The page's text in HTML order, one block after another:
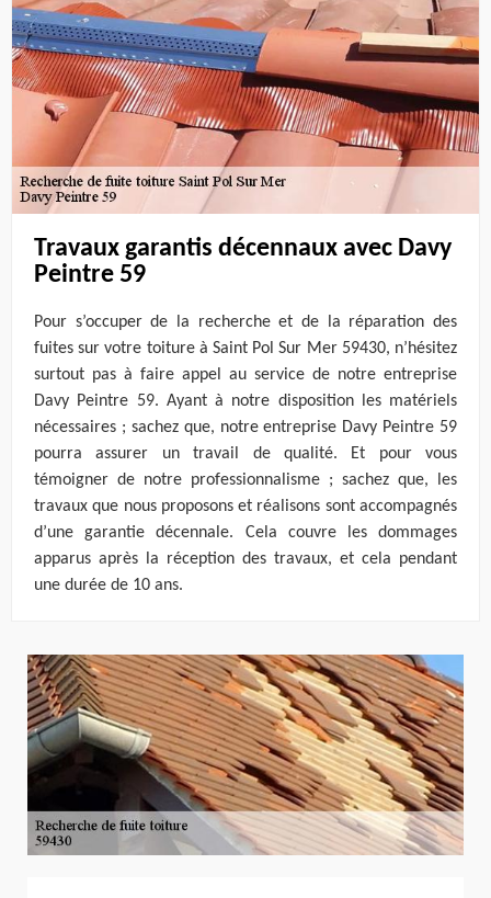
Travaux garantis décennaux avec Davy
Peintre 59
Pour s’occuper de la recherche et de la réparation des
fuites sur votre toiture à Saint Pol Sur Mer 59430, n’hésitez
surtout pas à faire appel au service de notre entreprise
Davy Peintre 59. Ayant à notre disposition les matériels
nécessaires ; sachez que, notre entreprise Davy Peintre 59
pourra assurer un travail de qualité. Et pour vous
témoigner de notre professionnalisme ; sachez que, les
travaux que nous proposons et réalisons sont accompagnés
d’une garantie décennale. Cela couvre les dommages
apparus après la réception des travaux, et cela pendant
une durée de 10 ans.